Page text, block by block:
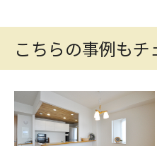
こちらの事例もチ